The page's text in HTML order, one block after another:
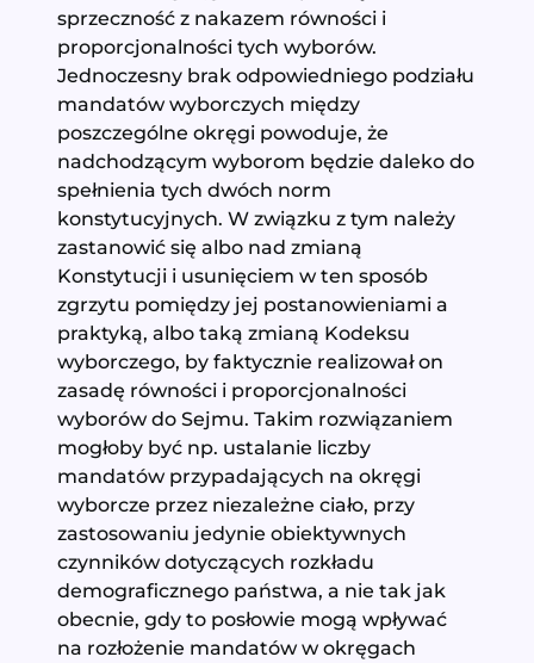
sprzeczność z nakazem równości i
proporcjonalności tych wyborów.
Jednoczesny brak odpowiedniego podziału
mandatów wyborczych między
poszczególne okręgi powoduje, że
nadchodzącym wyborom będzie daleko do
spełnienia tych dwóch norm
konstytucyjnych. W związku z tym należy
zastanowić się albo nad zmianą
Konstytucji i usunięciem w ten sposób
zgrzytu pomiędzy jej postanowieniami a
praktyką, albo taką zmianą Kodeksu
wyborczego, by faktycznie realizował on
zasadę równości i proporcjonalności
wyborów do Sejmu. Takim rozwiązaniem
mogłoby być np. ustalanie liczby
mandatów przypadających na okręgi
wyborcze przez niezależne ciało, przy
zastosowaniu jedynie obiektywnych
czynników dotyczących rozkładu
demograficznego państwa, a nie tak jak
obecnie, gdy to posłowie mogą wpływać
na rozłożenie mandatów w okręgach